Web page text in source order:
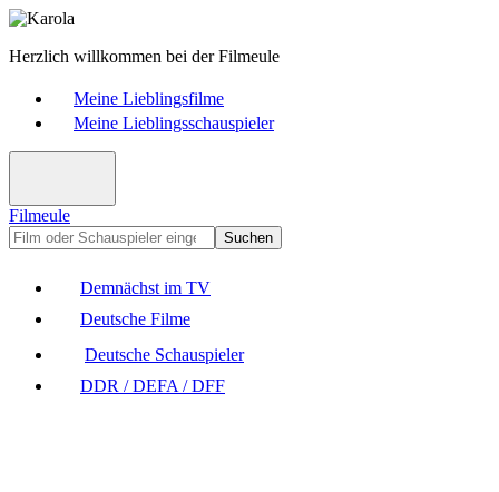
Herzlich willkommen bei der Filmeule
Meine Lieblingsfilme
Meine Lieblingsschauspieler
Filmeule
Suchen
Demnächst im TV
Deutsche Filme
Deutsche Schauspieler
DDR / DEFA / DFF